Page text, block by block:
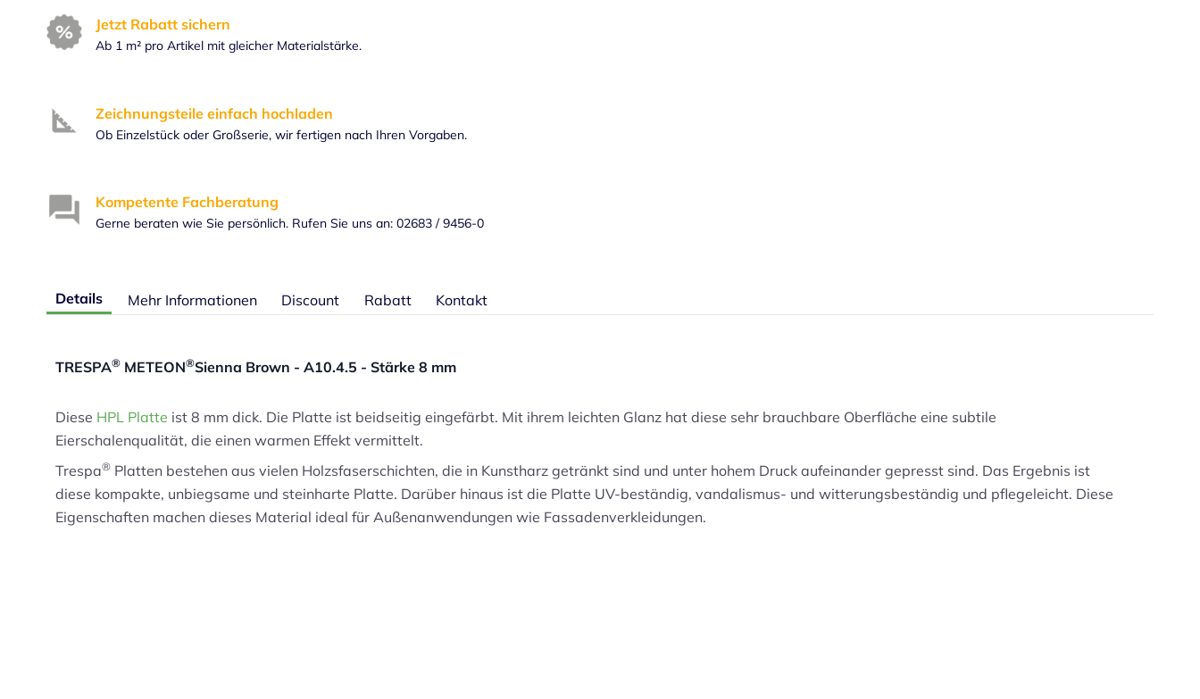
Jetzt Rabatt sichern
Ab 1 m² pro Artikel mit gleicher Materialstärke.
Zeichnungsteile einfach hochladen
Ob Einzelstück oder Großserie, wir fertigen nach Ihren Vorgaben.
Kompetente Fachberatung
Gerne beraten wie Sie persönlich. Rufen Sie uns an: 02683 / 9456-0
Details
TRESPA® METEON®Sienna Brown - A10.4.5 - Stärke 8 mm
Diese HPL Platte ist 8 mm dick. Die Platte ist beidseitig eingefärbt. Mit ihrem leichten Glanz hat diese sehr brauchbare Oberfläche eine subtile
Eierschalenqualität, die einen warmen Effekt vermittelt.
Trespa® Platten bestehen aus vielen Holzsfaserschichten, die in Kunstharz getränkt sind und unter hohem Druck aufeinander gepresst sind. Das Ergebnis ist
diese kompakte, unbiegsame und steinharte Platte. Darüber hinaus ist die Platte UV-beständig, vandalismus- und witterungsbeständig und pflegeleicht. Diese
Eigenschaften machen dieses Material ideal für Außenanwendungen wie Fassadenverkleidungen.
Mehr Informationen Discount Rabatt Kontakt